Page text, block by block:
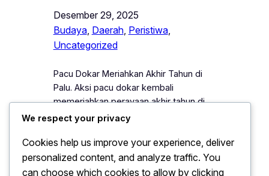
Desember 29, 2025
Budaya, Daerah, Peristiwa
Uncategorized
Pacu Dokar Meriahkan Akhir Tahun di
Palu. Aksi pacu dokar kembali
memeriahkan perayaan akhir tahun di
Kota Palu, Sulawesi Tengah. Ribuan
pagi hari untuk menyaksikan langsung
tradisi balap kereta kuda yang sarat
nilai budaya tersebut. Pemerintah Kota
We respect your privacy
Cookies help us improve your experience, deliver
personalized content, and analyze traffic. You
can choose which cookies to allow by clicking